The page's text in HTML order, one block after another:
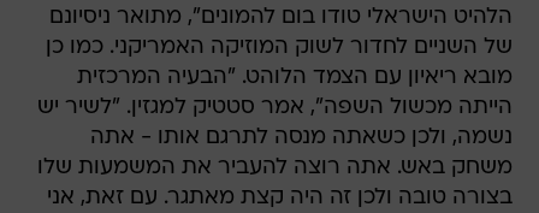
הלהיט הישראלי טודו בום להמונים", מתואר ניסיונם
של השניים לחדור לשוק המוזיקה האמריקני. כמו כן
מובא ריאיון עם הצמד הלוהט. "הבעיה המרכזית
הייתה מכשול השפה", אמר סטטיק למגזין. "לשיר יש
נשמה, ולכן כשאתה מנסה לתרגם אותו - אתה
משחק באש. אתה רוצה להעביר את המשמעות שלו
בצורה טובה ולכן זה היה קצת מאתגר. עם זאת, אני